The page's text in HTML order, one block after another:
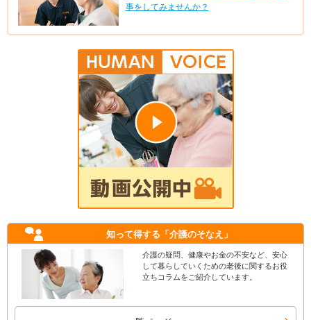
事をしてみませんか？
知って得する 「介護のそなえ」
介護の疑問、健康やお金の不安など、安心
して暮らしていくための老後に関するお役
立ちコラムをご紹介しています。